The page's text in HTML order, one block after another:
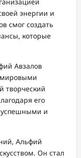
энергии и
смог создать
которые
Авзалов
мировыми
творческий
его
успешными и
Альфий
Он стал